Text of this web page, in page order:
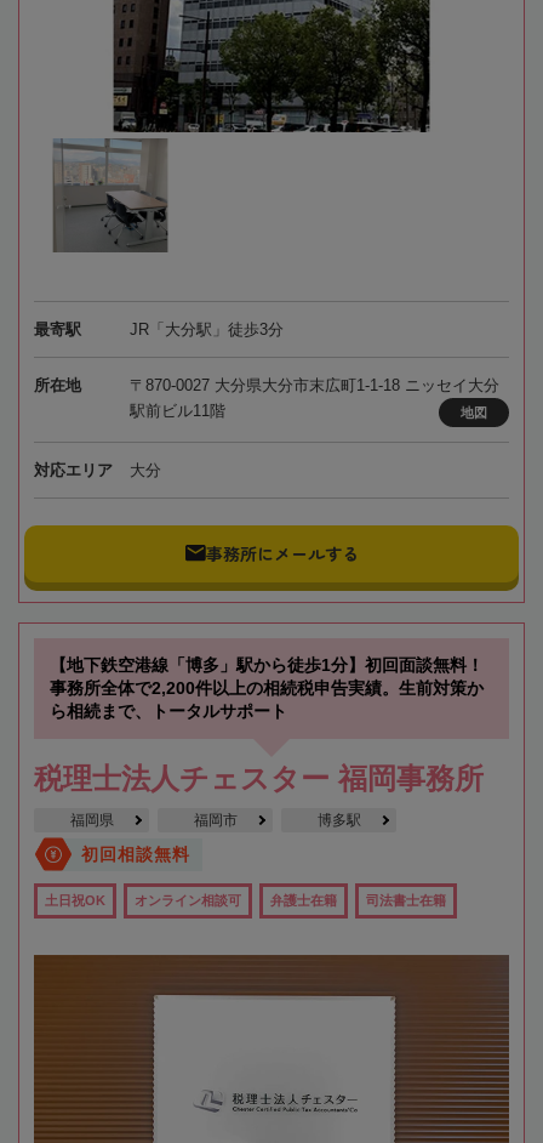
最寄駅 JR「大分駅」徒歩3分
所在地
〒870-0027 大分県大分市末広町1-1-18 ニッセイ大分
駅前ビル11階
地図
対応エリア 大分
事務所にメールする
【地下鉄空港線「博多」駅から徒歩1分】初回面談無料！
事務所全体で2,200件以上の相続税申告実績。生前対策か
ら相続まで、トータルサポート
税理士法人チェスター 福岡事務所
福岡県 福岡市 博多駅
初回相談無料
土日祝OK オンライン相談可 弁護士在籍 司法書士在籍